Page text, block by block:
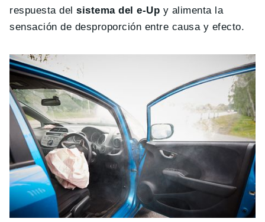
respuesta delsistema del e-Up y alimenta la
sensación de desproporción entre causa y efecto.